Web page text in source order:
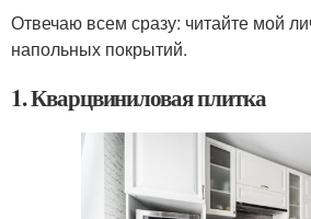
Отвечаю всем сразу: читайте мой
напольных покрытий.
1. Кварцвиниловая плитка